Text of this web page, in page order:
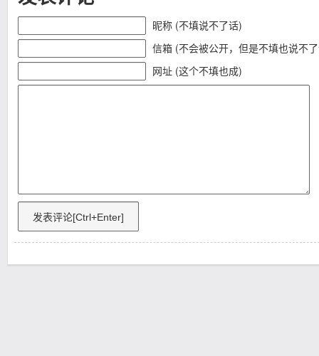
昵称 (不填说不了话)
信箱 (不会被公开，但是不填也说不
网址 (这个不填也成)